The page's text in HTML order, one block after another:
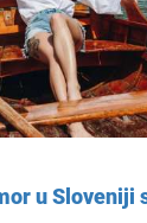
u Sloveniji